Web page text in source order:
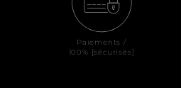
Paiements /
100% [sécurisés]